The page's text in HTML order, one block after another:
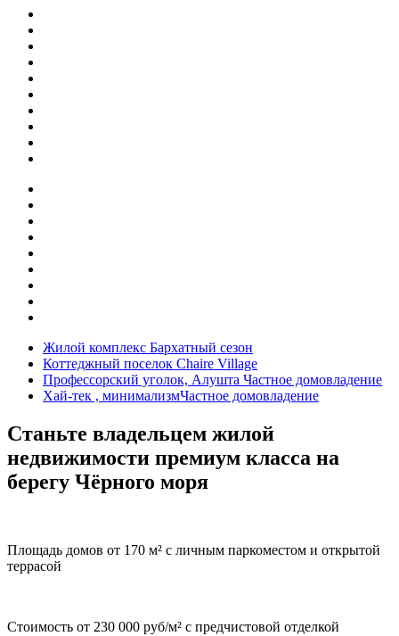
Жилой комплекс Бархатный сезон
Коттеджный поселок Chaire Village
Профессорский уголок, Алушта Частное домовладение
Хай-тек , минимализмЧастное домовладение
Станьте владельцем жилой
недвижимости премиум класса на
берегу Чёрного моря
Площадь домов от 170 м² с личным паркоместом и открытой
террасой
Стоимость от 230 000 руб/м² с предчистовой отделкой